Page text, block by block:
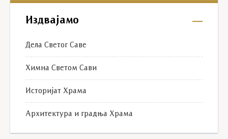
Издвајамо
Дела Светог Саве
Химна Светом Сави
Историјат Храма
Архитектура и градња Храма